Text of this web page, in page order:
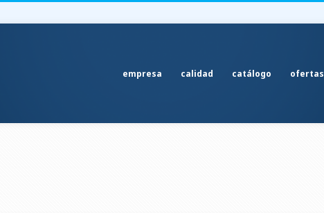
empresa calidad catálogo ofertas